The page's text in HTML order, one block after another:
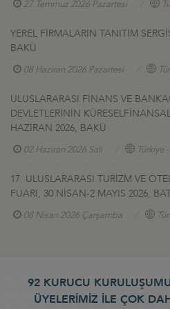
27 Temmuz 2026 Pazartesi
YEREL FİRMALARIN TANITIM
BAKÜ
08 Haziran 2026 Pazartesi
ULUSLARARASI FİNANS VE
DEVLETLERİNİN
HAZİRAN 2026, BAKÜ
02 Haziran 2026 Salı Türkiye
17. ULUSLARARASI TURİZM VE
FUARI, 30 NİSAN-2 MAYIS 2026,
08 Nisan 2026 Çarşamba
92 KURUCU
ÜYELERİMİZ İLE ÇOK